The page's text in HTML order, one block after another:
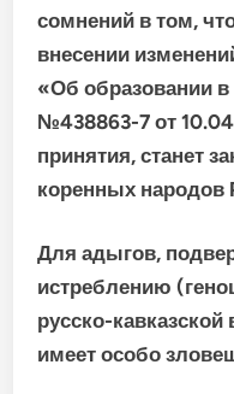
сомнений в том,
внесении
«Об образовании
№438863-7 от
принятия, станет
коренных народов
Для адыгов,
истреблению
русско-кавказской
имеет особо